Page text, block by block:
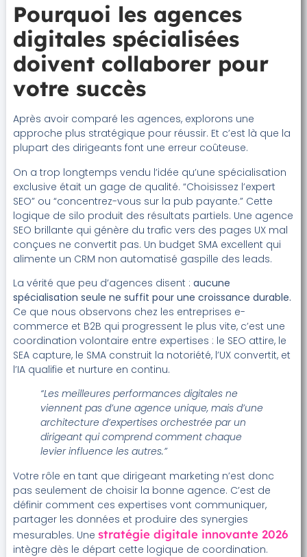
Pourquoi les agences
digitales spécialisées
doivent collaborer pour
votre succès
Après avoir comparé les agences, explorons une
approche plus stratégique pour réussir. Et c’est là que la
plupart des dirigeants font une erreur coûteuse.
On a trop longtemps vendu l’idée qu’une spécialisation
exclusive était un gage de qualité. “Choisissez l’expert
SEO” ou “concentrez-vous sur la pub payante.” Cette
logique de silo produit des résultats partiels. Une agence
SEO brillante qui génère du trafic vers des pages UX mal
conçues ne convertit pas. Un budget SMA excellent qui
alimente un CRM non automatisé gaspille des leads.
La vérité que peu d’agences disent : aucune
spécialisation seule ne suffit pour une croissance durable.
Ce que nous observons chez les entreprises e-
commerce et B2B qui progressent le plus vite, c’est une
coordination volontaire entre expertises : le SEO attire, le
SEA capture, le SMA construit la notoriété, l’UX convertit, et
l’IA qualifie et nurture en continu.
“Les meilleures performances digitales ne
viennent pas d’une agence unique, mais d’une
architecture d’expertises orchestrée par un
dirigeant qui comprend comment chaque
levier influence les autres.”
Votre rôle en tant que dirigeant marketing n’est donc
pas seulement de choisir la bonne agence. C’est de
définir comment ces expertises vont communiquer,
partager les données et produire des synergies
mesurables. Une stratégie digitale innovante 2026
intègre dès le départ cette logique de coordination.